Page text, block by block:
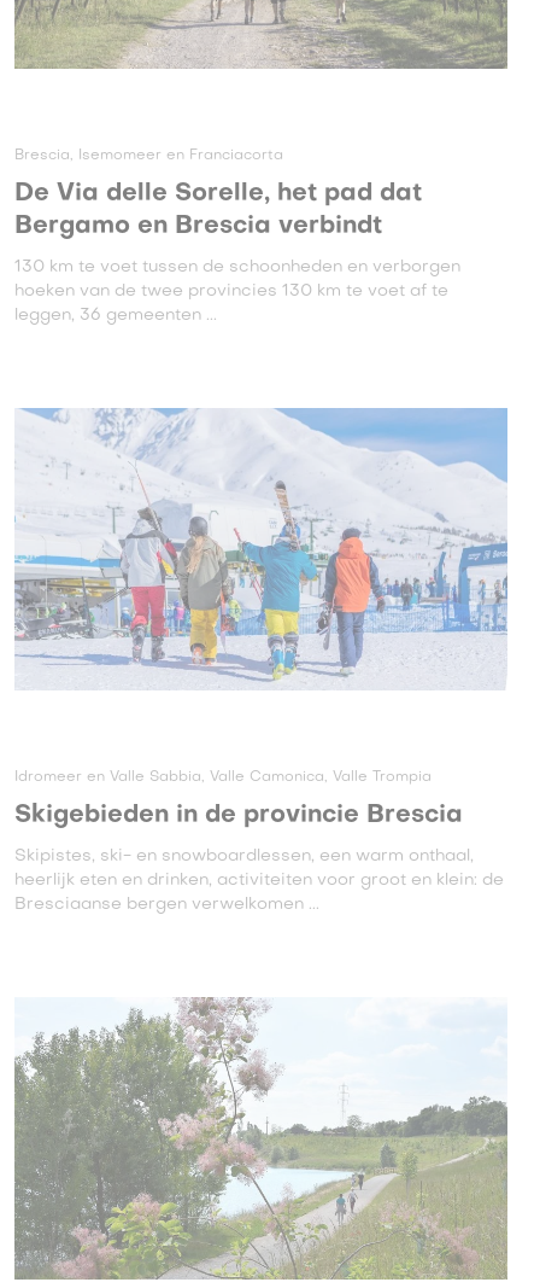
Brescia, Isemomeer en Franciacorta
De Via delle Sorelle, het pad dat
Bergamo en Brescia verbindt
130 km te voet tussen de schoonheden en verborgen
hoeken van de twee provincies 130 km te voet af te
leggen, 36 gemeenten ...
Idromeer en Valle Sabbia, Valle Camonica, Valle Trompia
Skigebieden in de provincie Brescia
Skipistes, ski- en snowboardlessen, een warm onthaal,
heerlijk eten en drinken, activiteiten voor groot en klein: de
Bresciaanse bergen verwelkomen ...